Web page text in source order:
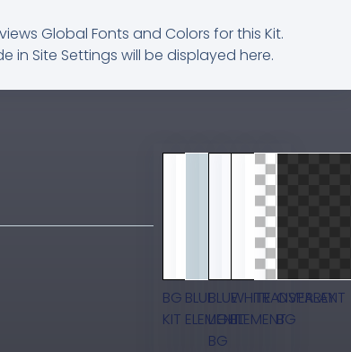
Global Fonts and Colors for this Kit.
in Site Settings will be displayed here.
BG
KIT
BLUE
ELEMENT
BLUE
LIGHT
BG
WHITE
ELEMENT
TRANSPARENT
OVERLAY
BG